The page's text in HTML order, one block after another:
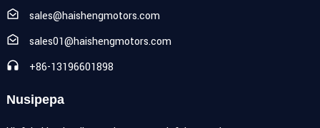
sales@haishengmotors.com
sales01@haishengmotors.com
+86-13196601898
Nusipepa